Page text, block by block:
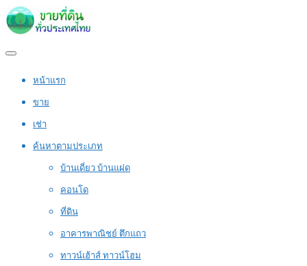
หน้าแรก
ขาย
เช่า
ค้นหาตามประเภท
บ้านเดี่ยว บ้านแฝด
คอนโด
ที่ดิน
อาคารพาณิชย์ ตึกแถว
ทาวน์เฮ้าส์ ทาวน์โฮม